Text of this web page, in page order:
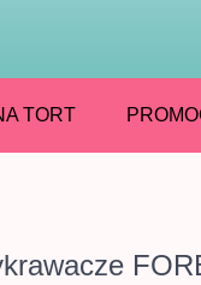
TORT